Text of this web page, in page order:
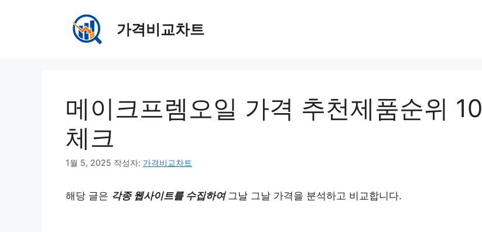
가격비교차트
메이크프렘오일 가격 추천제품순위 10
체크
1월 5, 2025 작성자: 가격비교차트
해당 글은 각종 웹사이트를 수집하여 그날 그날 가격을 분석하고 비교합니다.